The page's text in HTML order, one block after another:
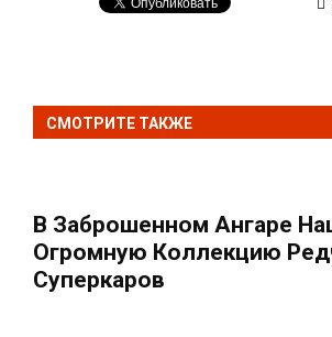
СМОТРИТЕ ТАКЖЕ
В Заброшенном Ангаре
Огромную Коллекцию
Суперкаров